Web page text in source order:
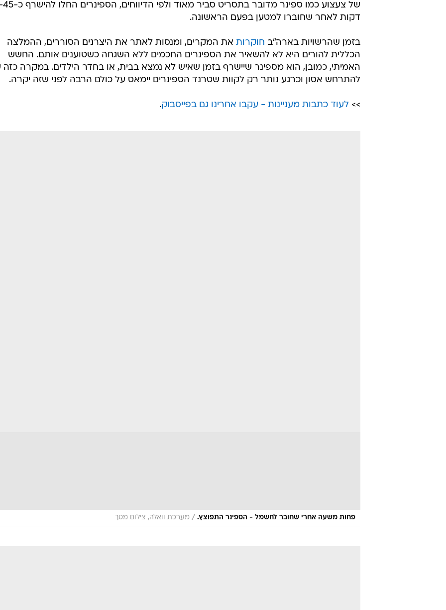
של צעצוע כמו ספינר מדובר בתסריט סביר
דקות לאחר שחוברו למטען בפעם הראשונה.
בזמן שהרשויות בארה"ב חוקרות את המקרים, ומנסות לאתר את היצרנים הסוררים, ההמלצה
הכללית להורים היא לא להשאיר את הספינרים החכמים ללא השגחה כשטוענים אותם. החשש
האמיתי, כמובן, הוא מספינר שיישרף בזמן שאיש לא נמצא בבית, או בחדר הילדים. במקרה כזה
להתרחש אסון וכרגע נותר רק לקוות שטרנד הספינרים יימאס על כולם הרבה לפני שזה יקרה.
>> לעוד כתבות מעניינות - עקבו אחרינו גם בפייסבוק.
פחות משעה אחרי שחובר לחשמל - הספינר התפוצץ. / מערכת וואלה, צילום מסך